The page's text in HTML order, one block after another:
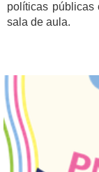
políticas públicas
sala de aula.